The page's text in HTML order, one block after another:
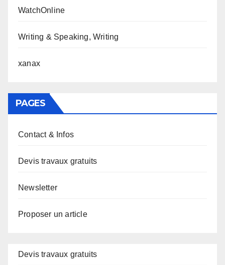
WatchOnline
Writing & Speaking, Writing
xanax
PAGES
Contact & Infos
Devis travaux gratuits
Newsletter
Proposer un article
Devis travaux gratuits